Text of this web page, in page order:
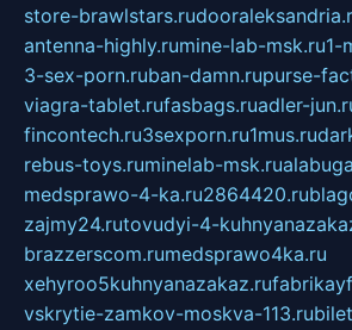
store-brawlstars.ru
antenna-highly.rumine-lab-msk.ru1-
3-sex-porn.ruban-damn.rupurse-
viagra-tablet.rufasbags.ruadler-
fincontech.ru3sexporn.ru1mus.ru
rebus-toys.ruminelab-msk.ru
medsprawo-4-ka.ru2864420.ru
zajmy24.rutovudyi-4-
brazzerscom.rumedsprawo4ka.ru
xehyroo5kuhnyanazakaz.ru
vskrytie-zamkov-moskva-113.ru